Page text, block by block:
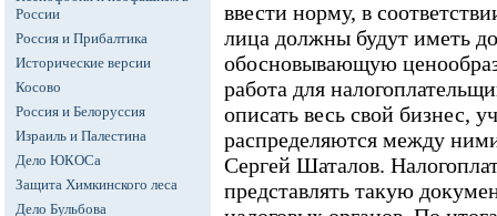
России
Россия и Прибалтика
Исторические версии
Косово
Россия и Белоруссия
Израиль и Палестина
Дело ЮКОСа
Защита Химкинского леса
Дело Бульбова
ввести норму, в
лица должны будут иметь
обосновывающую
работа для
описать весь свой бизнес,
распределяются между
Сергей Шаталов.
представлять такую